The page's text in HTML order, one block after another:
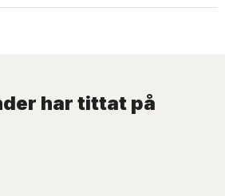
har tittat på